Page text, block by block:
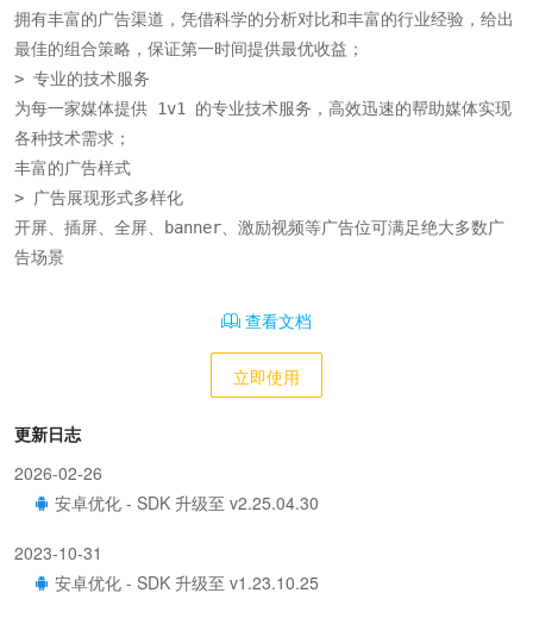
拥有丰富的广告渠道，凭借科学的分析对比和丰富的行业经验，给出
最佳的组合策略，保证第一时间提供最优收益；
> 专业的技术服务
为每一家媒体提供 1v1 的专业技术服务，高效迅速的帮助媒体实现
各种技术需求；
丰富的广告样式
> 广告展现形式多样化
开屏、插屏、全屏、banner、激励视频等广告位可满足绝大多数广
告场景
查看文档
立即使用
更新日志
2026-02-26
安卓优化 - SDK 升级至 v2.25.04.30
2023-10-31
安卓优化 - SDK 升级至 v1.23.10.25